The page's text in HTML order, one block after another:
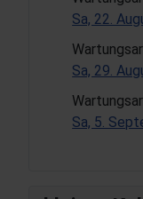
Sa, 22.
Sa, 29.
Sa, 5.